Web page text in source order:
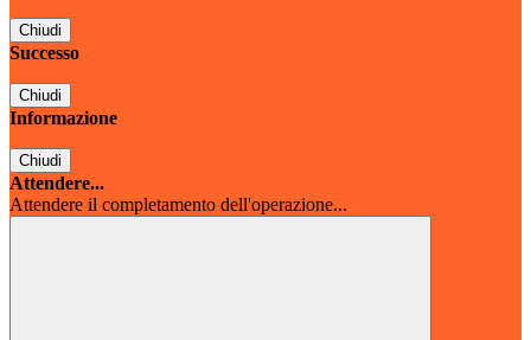
Chiudi
Successo
Chiudi
Informazione
Chiudi
Attendere...
Attendere il completamento dell'operazione...